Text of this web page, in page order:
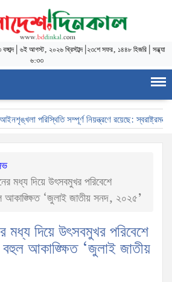
| ৬ই আগস্ট, ২০২৬ খ্রিস্টাব্দ| ২৩শে সফর, ১৪৪৮ হিজরি সন্ধ্যা
৬:৩৩
পরিস্থিতি সম্পূর্ণ নিয়ন্ত্রণে রয়েছে: স্বরাষ্ট্রমন্ত্রী
মধ্য দিয়ে উৎসবমুখর পরিবেশে
আকাঙ্ক্ষিত ‘জুলাই জাতীয় সনদ, ২০২৫’
মধ্য দিয়ে উৎসবমুখর পরিবেশে
বহুল আকাঙ্ক্ষিত ‘জুলাই জাতীয়